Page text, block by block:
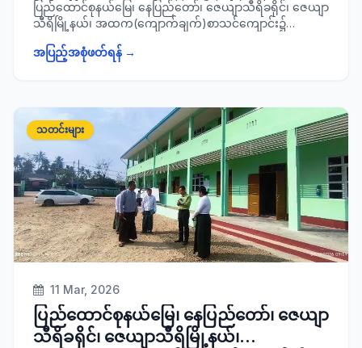
တက္ကသိုလ်ဝင်တန်းစာမေးပွဲ ကျင်းပပြုလုပ်မ
ည့် ကျောင်းများအား ကွင်းဆင်း စစ်ဆေး
ပြည်ထောင်စုနယ်မြေ၊ နေပြည်တော်၊ ဇေယျာသီရိခရိုင်၊ ဇေယျာ
သီရိမြို့နယ်၊ အထက(ကျောက်ချက်)စာသင်ကျောင်း၌
ပြင်ဆင်ထားရှိမှုနှင့် ပတ်ဝန်းကျင်လုံခြုံရေးဆောင်ရွက် ထားရှိမှု
စစ်ဆေး၍ လိုအပ်သည်များ လမ်းညွှန်မှာကြားခဲ့ကြောင်း
သတင်းရရှိပါသည်။
အပြည့်အစုံဖတ်ရန် →
သတင်းများ
11 Mar, 2026
ပြည်ထောင်စုနယ်မြေ၊ နေပြည်တော်၊ ဇေယျာ
သီရိခရိုင်၊ ဇေယျာသီရိမြို့နယ်၊